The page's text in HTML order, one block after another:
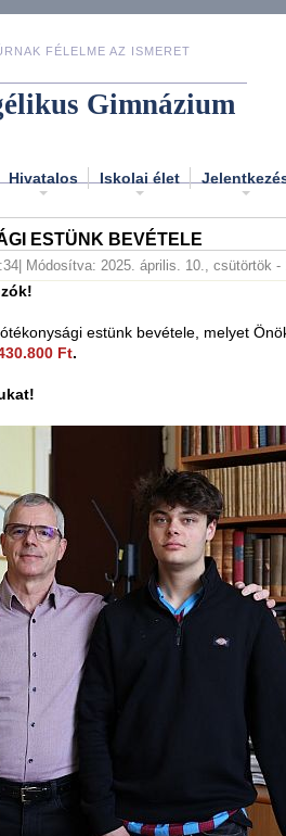
FÉLELME AZ ISMERET
Gimnázium
Hivatalos Iskolai élet
ESTÜNK BEVÉTELE
| Módosítva: 2025. április. 10., csütörtök -
estünk bevétele, melyet
Ft.